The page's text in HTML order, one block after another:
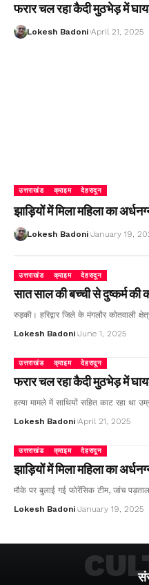
फरार चल रहा कैदी मुठभेड़ में
Lokesh Badoni April 21, 2025
उत्तराखंड क्राइम देहरादून
झाड़ियों में मिला महिला का
Lokesh Badoni January 19,
उत्तराखंड क्राइम देहरादून
सात साल की बच्ची से दुष्कर्म
रुड़की। हरिद्वार जिले के मंगलौर कोतवाली
Lokesh Badoni June 1, 2025
उत्तराखंड क्राइम देहरादून
फरार चल रहा कैदी मुठभेड़ में
हत्या मामले में साथियों सहित काट रहा था
Lokesh Badoni April 21, 2025
उत्तराखंड क्राइम देहरादून
झाड़ियों में मिला महिला का
मौके पर बुलाई गई फोरेंसिक टीम, जांच
Lokesh Badoni January 19, 2025